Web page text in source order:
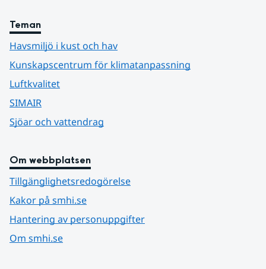
Teman
Havsmiljö i kust och hav
Kunskapscentrum för klimatanpassning
Luftkvalitet
SIMAIR
Sjöar och vattendrag
Om webbplatsen
Tillgänglighetsredogörelse
Kakor på smhi.se
Hantering av personuppgifter
Om smhi.se